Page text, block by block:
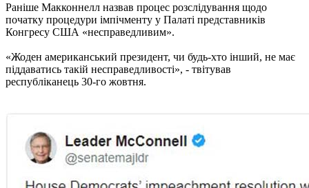
Раніше Макконнелл назвав процес розслідування щодо
початку процедури імпічменту у Палаті представників
Конгресу США «несправедливим».
«Жоден американський президент, чи будь-хто інший, не має
піддаватись такій несправедливості», - твітував
республіканець 30-го жовтня.